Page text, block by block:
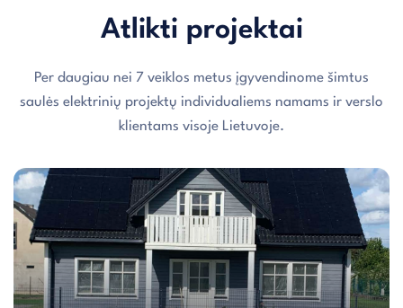
Atlikti projektai
Per daugiau nei 7 veiklos metus įgyvendinome šimtus
saulės elektrinių projektų individualiems namams ir verslo
klientams visoje Lietuvoje.